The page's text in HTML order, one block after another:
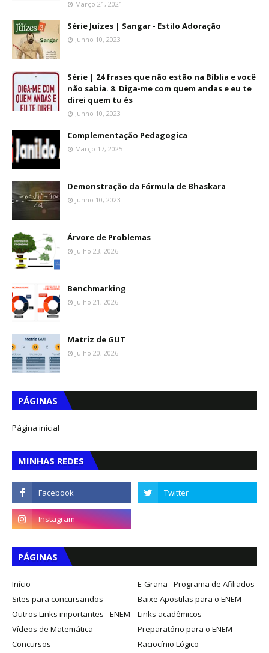
Março 21, 2021
Série Juízes | Sangar - Estilo Adoração
Junho 10, 2023
Série | 24 frases que não estão na Bíblia e você
não sabia. 8. Diga-me com quem andas e eu te
direi quem tu és
Junho 10, 2023
Complementação Pedagogica
Março 17, 2025
Demonstração da Fórmula de Bhaskara
Junho 10, 2023
Árvore de Problemas
Julho 23, 2026
Benchmarking
Julho 21, 2026
Matriz de GUT
Julho 20, 2026
PÁGINAS
Página inicial
MINHAS REDES
PÁGINAS
Início
E-Grana - Programa de Afiliados
Sites para concursandos
Baixe Apostilas para o ENEM
Outros Links importantes - ENEM
Links acadêmicos
Vídeos de Matemática
Preparatório para o ENEM
Concursos
Raciocínio Lógico